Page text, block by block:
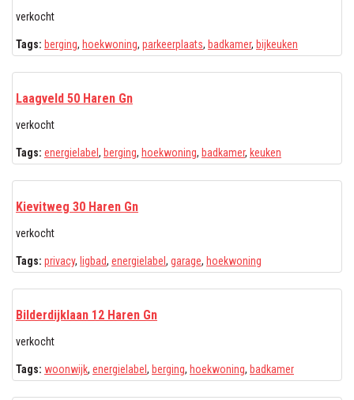
verkocht
Tags: berging, hoekwoning, parkeerplaats, badkamer, bijkeuken
Laagveld 50 Haren Gn
verkocht
Tags: energielabel , berging, hoekwoning, badkamer, keuken
Kievitweg 30 Haren Gn
verkocht
Tags: privacy, ligbad, energielabel , garage, hoekwoning
Bilderdijklaan 12 Haren Gn
verkocht
Tags: woonwijk, energielabel , berging, hoekwoning, badkamer